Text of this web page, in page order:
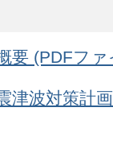
要 (PDFフ
津波対策計